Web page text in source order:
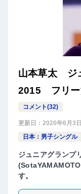
山本草太 ジ
2015 フリー
コメント(32)
更新日： 2020年6月3日
日本：男子シングル
ジュニアグランプ
す。